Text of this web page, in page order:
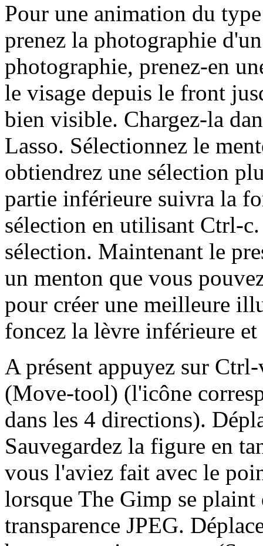
Pour une animation du
prenez la photographie
photographie, prenez-en
le visage depuis le front
bien visible. Chargez-la
Lasso. Sélectionnez le
obtiendrez une sélection
partie inférieure suivra la
sélection en utilisant Ctrl-
sélection. Maintenant le
un menton que vous
pour créer une meilleure
foncez la lèvre inférieure
A présent appuyez sur
(Move-tool) (l'icône
dans les 4 directions).
Sauvegardez la figure en
vous l'aviez fait avec le
lorsque The Gimp se
transparence JPEG.